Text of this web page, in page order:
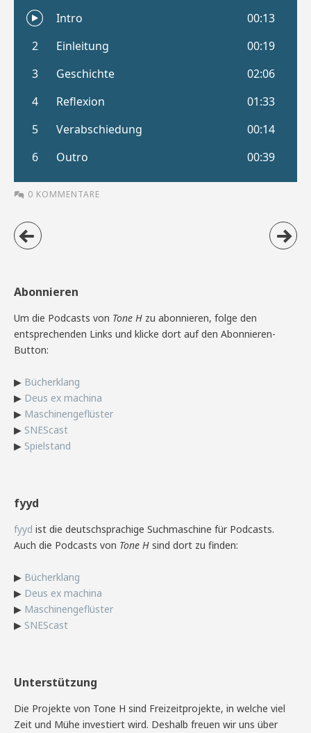
0 KOMMENTARE
Abonnieren
Um die Podcasts von Tone H zu abonnieren, folge den
entsprechenden Links und klicke dort auf den Abonnieren-
Button:
▶ Bücherklang
▶ Deus ex machina
▶ Maschinengeflüster
▶ SNEScast
▶ Spielstand
fyyd
fyyd ist die deutschsprachige Suchmaschine für Podcasts.
Auch die Podcasts von Tone H sind dort zu finden:
▶ Bücherklang
▶ Deus ex machina
▶ Maschinengeflüster
▶ SNEScast
Unterstützung
Die Projekte von Tone H sind Freizeitprojekte, in welche viel
Zeit und Mühe investiert wird. Deshalb freuen wir uns über